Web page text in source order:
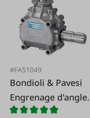
#FA51049
Bondioli & Pavesi
Engrenage d'angle
1018 pour scies